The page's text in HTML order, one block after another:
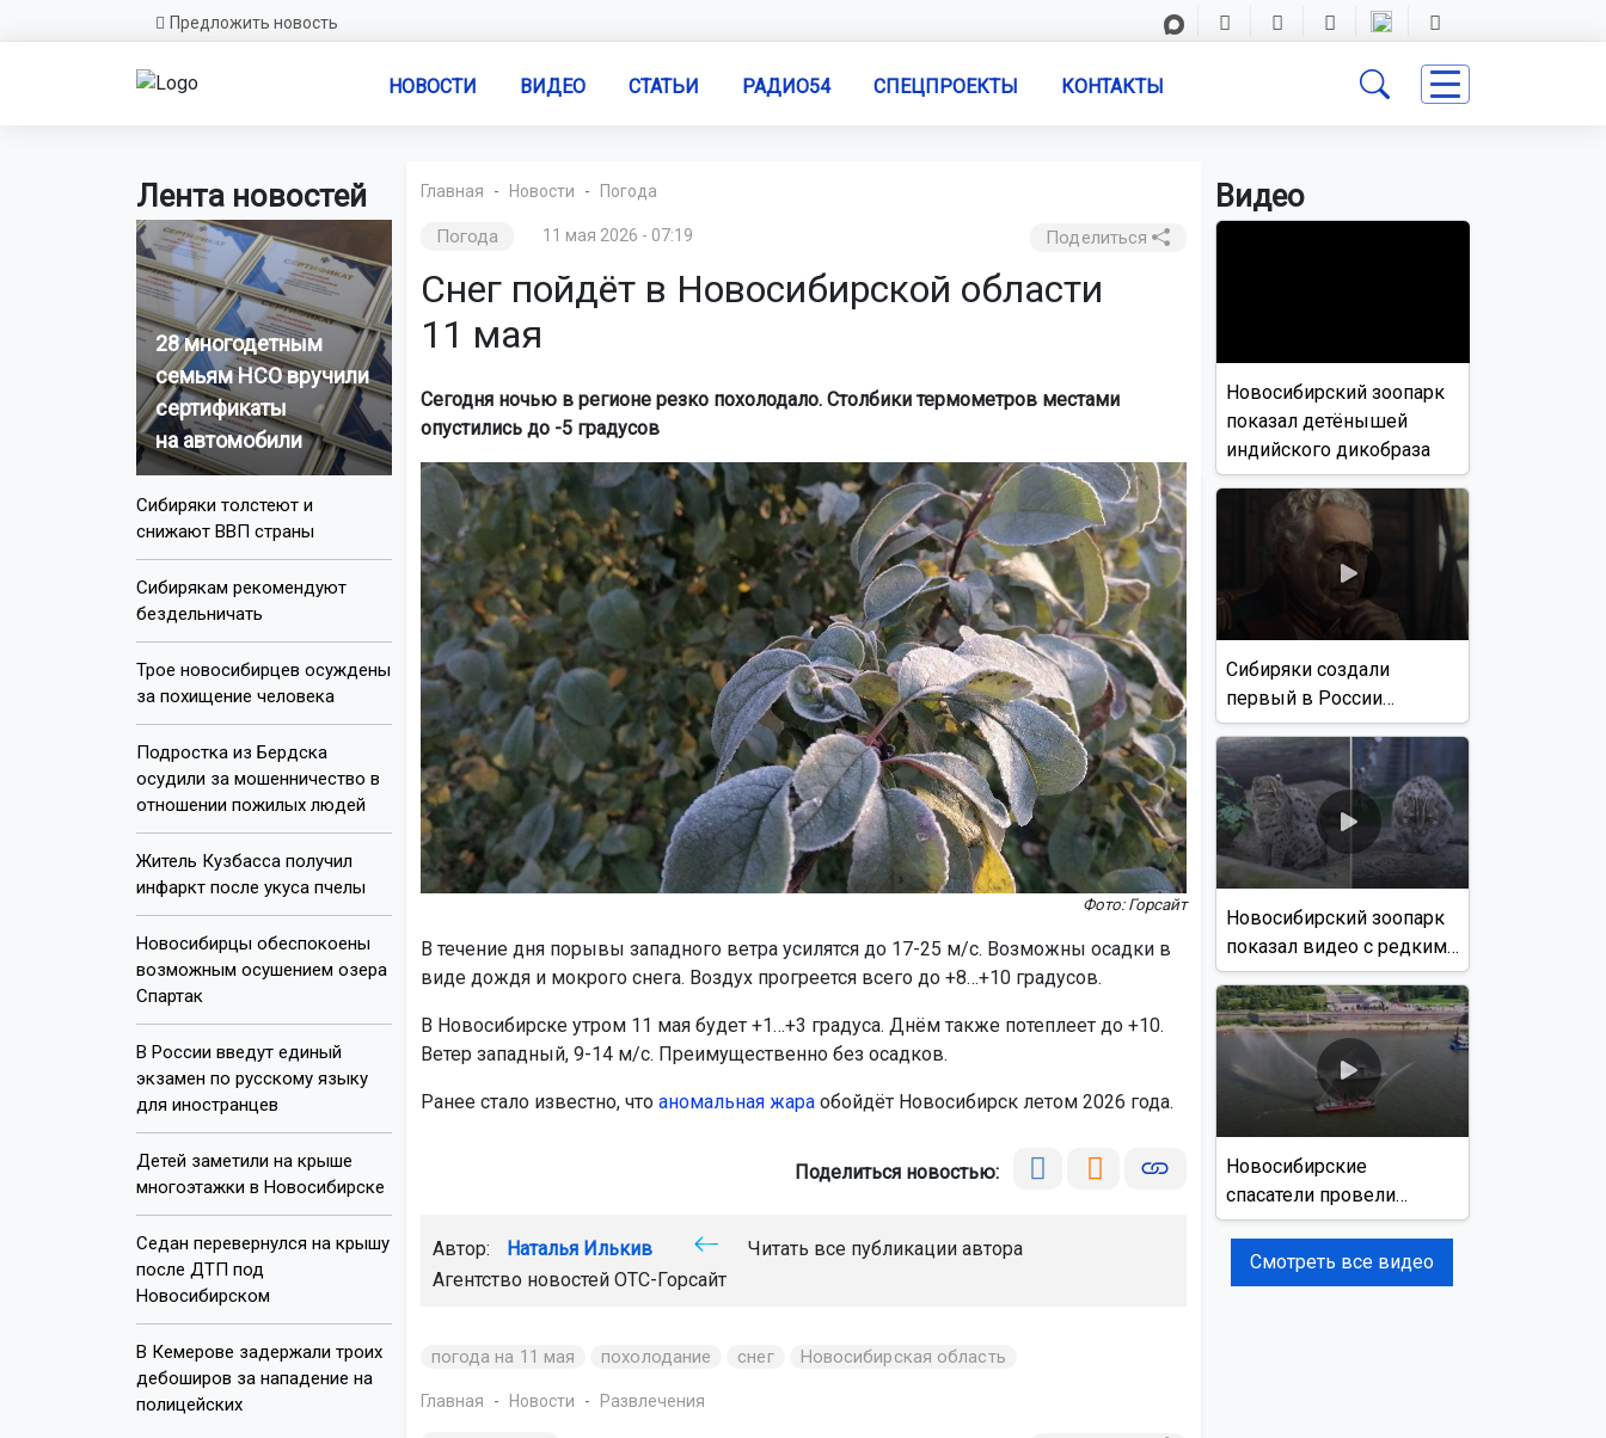
Предложить новость
НОВОСТИ ВИДЕО СТАТЬИ РАДИО54 СПЕЦПРОЕКТЫ КОНТАКТЫ
Лента новостей
28 многодетным
семьям НСО вручили
сертификаты
на автомобили
Сибиряки толстеют и
снижают ВВП страны
Сибирякам рекомендуют
бездельничать
Трое новосибирцев осуждены
за похищение человека
Подростка из Бердска
осудили за мошенничество в
отношении пожилых людей
Житель Кузбасса получил
инфаркт после укуса пчелы
Новосибирцы обеспокоены
возможным осушением озера
Спартак
В России введут единый
экзамен по русскому языку
для иностранцев
Детей заметили на крыше
многоэтажки в Новосибирске
Седан перевернулся на крышу
после ДТП под
Новосибирском
В Кемерове задержали троих
дебоширов за нападение на
полицейских
Главная Новости Погода
Погода 11 мая 2026 - 07:19 Поделиться
Снег пойдёт в Новосибирской области
11 мая
Сегодня ночью в регионе резко похолодало. Столбики термометров местами
опустились до -5 градусов
Фото: Горсайт
В течение дня порывы западного ветра усилятся до 17-25 м/с. Возможны осадки в
виде дождя и мокрого снега. Воздух прогреется всего до +8…+10 градусов.
В Новосибирске утром 11 мая будет +1…+3 градуса. Днём также потеплеет до +10.
Ветер западный, 9-14 м/с. Преимущественно без осадков.
Ранее стало известно, что аномальная жараобойдёт Новосибирск летом 2026 года.
Поделиться новостью:
Автор: Наталья Илькив
Читать все публикации автора
Агентство новостей ОТС-Горсайт
погода на 11 мая похолодание снег Новосибирская область
Главная Новости Развлечения
Видео
Новосибирский зоопарк
показал детёнышей
индийского дикобраза
Сибиряки создали
первый в России
документальный фильм
с использованием ИИ
Новосибирский зоопарк
показал видео с редким
виверровым котом
Новосибирские
спасатели провели
учения на реке Обь
Смотреть все видео